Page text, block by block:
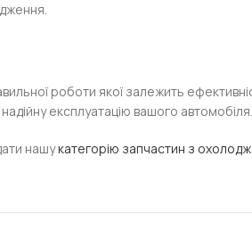
роботи якої залежить
експлуатацію вашого
нашукатегорію запчастин з